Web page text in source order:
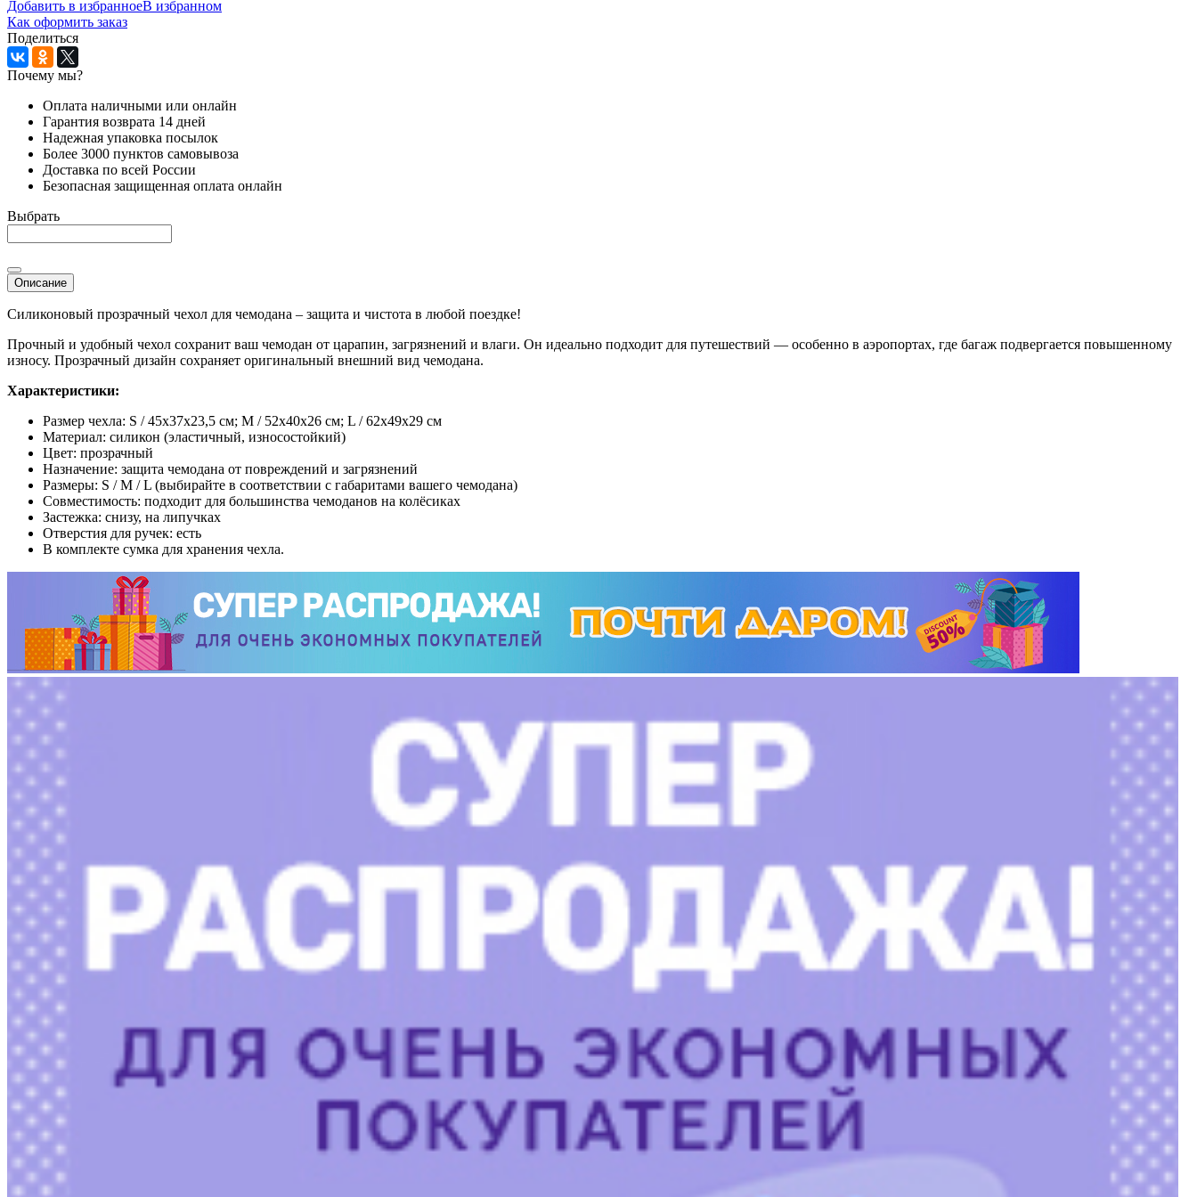
Добавить в избранноеВ избранном
Как оформить заказ
Поделиться
Почему мы?
Оплата наличными или онлайн
Гарантия возврата 14 дней
Надежная упаковка посылок
Более 3000 пунктов самовывоза
Доставка по всей России
Безопасная защищенная оплата онлайн
Выбрать
Описание
Силиконовый прозрачный чехол для чемодана – защита и чистота в любой поездке!
Прочный и удобный чехол сохранит ваш чемодан от царапин, загрязнений и влаги. Он идеально подходит для путешествий — особенно в аэропортах, где багаж подвергается повышенному
износу. Прозрачный дизайн сохраняет оригинальный внешний вид чемодана.
Характеристики:
Размер чехла: S / 45х37х23,5 см; M / 52х40х26 см; L / 62х49х29 см
Материал: силикон (эластичный, износостойкий)
Цвет: прозрачный
Назначение: защита чемодана от повреждений и загрязнений
Размеры: S / M / L (выбирайте в соответствии с габаритами вашего чемодана)
Совместимость: подходит для большинства чемоданов на колёсиках
Застежка: снизу, на липучках
Отверстия для ручек: есть
В комплекте сумка для хранения чехла.